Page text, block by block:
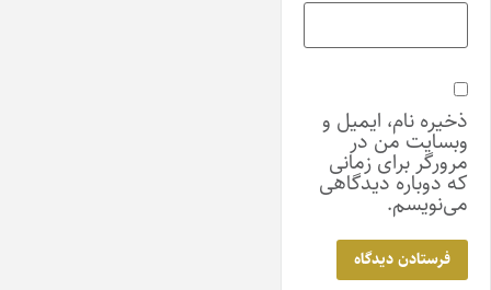
ذخیره نام، ایمیل و
وبسایت من در
مرورگر برای زمانی
که دوباره دیدگاهی
می‌نویسم.